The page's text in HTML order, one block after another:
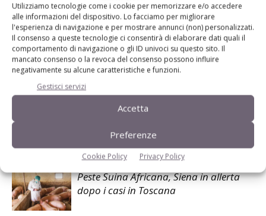
Utilizziamo tecnologie come i cookie per memorizzare e/o accedere
alle informazioni del dispositivo. Lo facciamo per migliorare
l'esperienza di navigazione e per mostrare annunci (non) personalizzati.
Il consenso a queste tecnologie ci consentirà di elaborare dati quali il
comportamento di navigazione o gli ID univoci su questo sito. Il
mancato consenso o la revoca del consenso possono influire
negativamente su alcune caratteristiche e funzioni.
Gestisci servizi
Accetta
Preferenze
Cookie Policy Privacy Policy
Redazione Suinicoltura
Articoli correlati
Psa, Toscana accelera: deroghe e piano
per gli allevamenti
Peste Suina Africana, Siena in allerta
dopo i casi in Toscana